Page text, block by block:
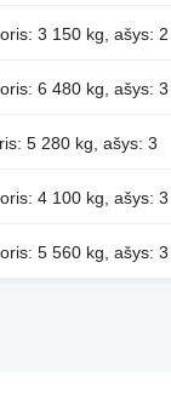
3 150 kg, ašys: 2
6 480 kg, ašys: 3
5 280 kg, ašys: 3
4 100 kg, ašys: 3
5 560 kg, ašys: 3